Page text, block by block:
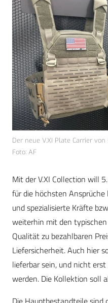
Der neue V.XI Plate Carrier von
Foto: AF
Mit der V.XI Collection will
für die höchsten
und spezialisierte Kräfte
weiterhin mit den
Qualität zu bezahlbaren
Liefersicherheit. Auch hier
lieferbar sein, und nicht
werden. Die Kollektion soll